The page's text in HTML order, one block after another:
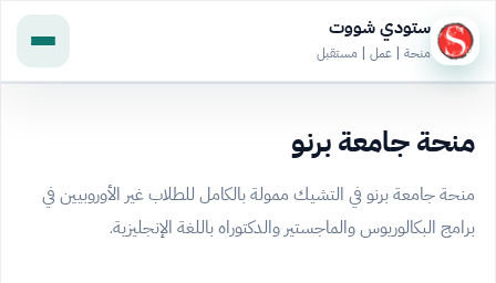
ستودي شووت
منحة | عمل | مستقبل
منحة جامعة برنو
منحة جامعة برنو في التشيك ممولة بالكامل للطلاب غير الأوروبيين في
برامج البكالوريوس والماجستير والدكتوراه باللغة الإنجليزية.